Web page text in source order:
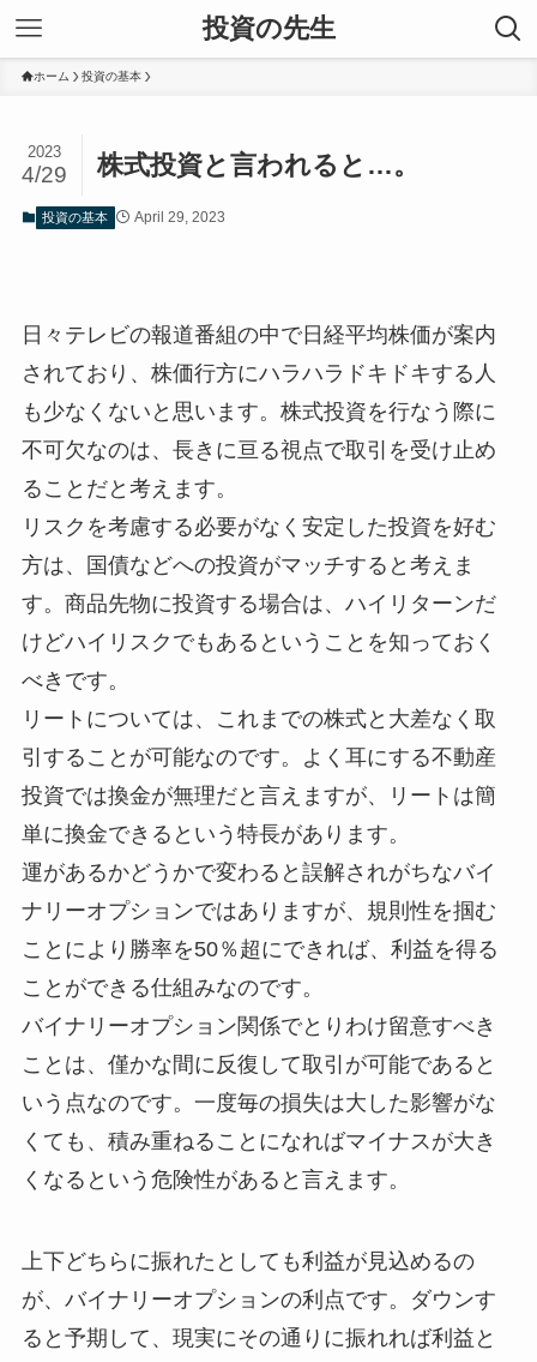
投資の先生
ホーム 投資の基本
株式投資と言われると…。
2023
4/29
投資の基本 April 29, 2023
日々テレビの報道番組の中で日経平均株価が案内
されており、株価行方にハラハラドキドキする人
も少なくないと思います。株式投資を行なう際に
不可欠なのは、長きに亘る視点で取引を受け止め
ることだと考えます。
リスクを考慮する必要がなく安定した投資を好む
方は、国債などへの投資がマッチすると考えま
す。商品先物に投資する場合は、ハイリターンだ
けどハイリスクでもあるということを知っておく
べきです。
リートについては、これまでの株式と大差なく取
引することが可能なのです。よく耳にする不動産
投資では換金が無理だと言えますが、リートは簡
単に換金できるという特長があります。
運があるかどうかで変わると誤解されがちなバイ
ナリーオプションではありますが、規則性を掴む
ことにより勝率を50％超にできれば、利益を得る
ことができる仕組みなのです。
バイナリーオプション関係でとりわけ留意すべき
ことは、僅かな間に反復して取引が可能であると
いう点なのです。一度毎の損失は大した影響がな
くても、積み重ねることになればマイナスが大き
くなるという危険性があると言えます。
上下どちらに振れたとしても利益が見込めるの
が、バイナリーオプションの利点です。ダウンす
ると予期して、現実にその通りに振れれば利益と